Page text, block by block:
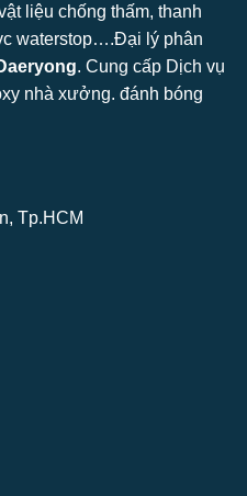
liệu chống thấm, thanh
waterstop….Đại lý phân
. Cung cấp Dịch vụ
nhà xưởng. đánh bóng
Tp.HCM